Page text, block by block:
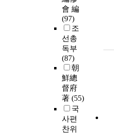
會 編
(97)
조
선총
독부
(87)
朝
鮮總
督府
著 (55)
국
사편
찬위